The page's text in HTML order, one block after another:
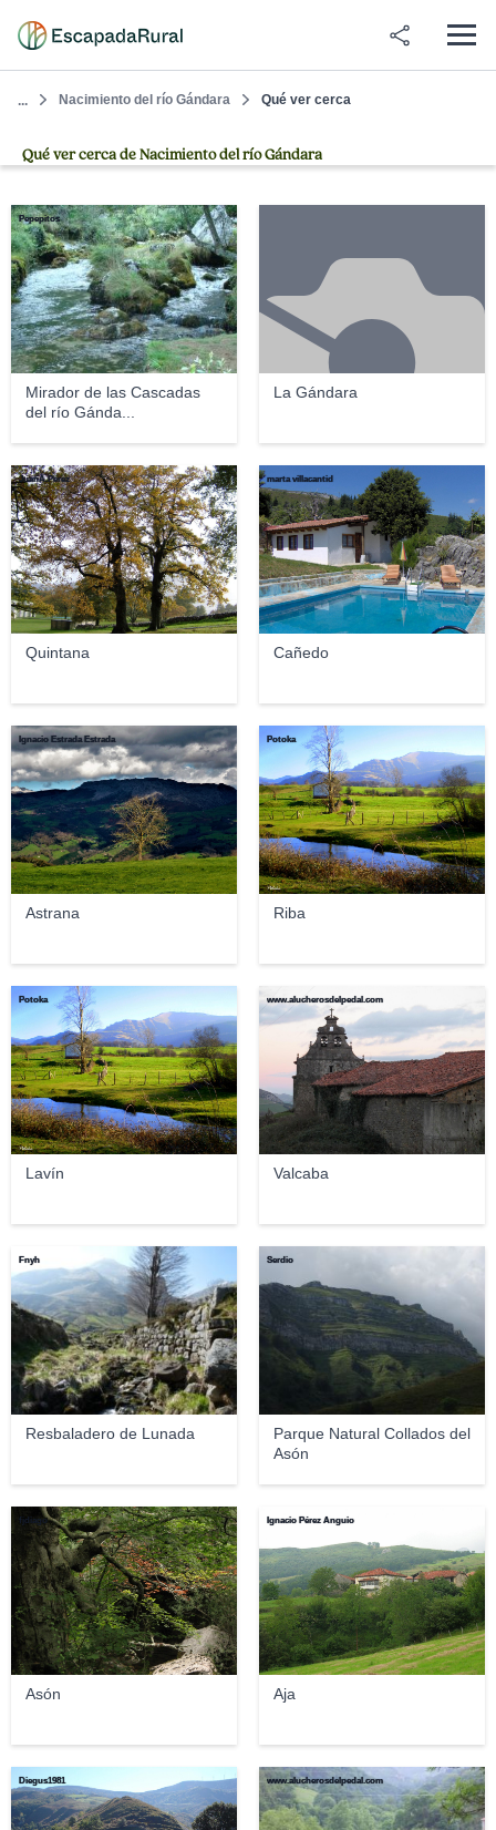
... Nacimiento del río Gándara Qué ver cerca
Qué ver cerca de Nacimiento del río Gándara
Mirador de las Cascadas
del río Gánda...
Pepepitos
La Gándara
Quintana
JuanA.Perez
Cañedo
marta villacantid
Astrana
Ignacio Estrada Estrada
Riba
Potoka
Lavín
Potoka
Valcaba
www.alucherosdelpedal.com
Resbaladero de Lunada
Fnyh
Parque Natural Collados del
Asón
Serdio
Asón
fjdiago
Aja
Ignacio Pérez Anguio
Diegus1981 www.alucherosdelpedal.com